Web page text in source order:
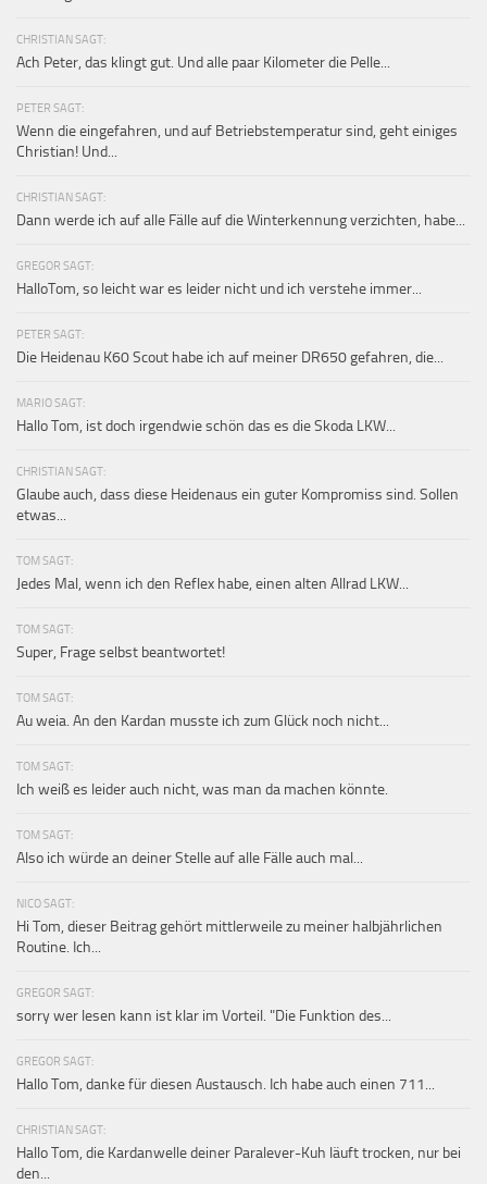
CHRISTIAN SAGT:
Ach Peter, das klingt gut. Und alle paar Kilometer die Pelle...
PETER SAGT:
Wenn die eingefahren, und auf Betriebstemperatur sind, geht einiges
Christian! Und...
CHRISTIAN SAGT:
Dann werde ich auf alle Fälle auf die Winterkennung verzichten, habe...
GREGOR SAGT:
HalloTom, so leicht war es leider nicht und ich verstehe immer...
PETER SAGT:
Die Heidenau K60 Scout habe ich auf meiner DR650 gefahren, die...
MARIO SAGT:
Hallo Tom, ist doch irgendwie schön das es die Skoda LKW...
CHRISTIAN SAGT:
Glaube auch, dass diese Heidenaus ein guter Kompromiss sind. Sollen
etwas...
TOM SAGT:
Jedes Mal, wenn ich den Reflex habe, einen alten Allrad LKW...
TOM SAGT:
Super, Frage selbst beantwortet!
TOM SAGT:
Au weia. An den Kardan musste ich zum Glück noch nicht...
TOM SAGT:
Ich weiß es leider auch nicht, was man da machen könnte.
TOM SAGT:
Also ich würde an deiner Stelle auf alle Fälle auch mal...
NICO SAGT:
Hi Tom, dieser Beitrag gehört mittlerweile zu meiner halbjährlichen
Routine. Ich...
GREGOR SAGT:
sorry wer lesen kann ist klar im Vorteil. "Die Funktion des...
GREGOR SAGT:
Hallo Tom, danke für diesen Austausch. Ich habe auch einen 711...
CHRISTIAN SAGT:
Hallo Tom, die Kardanwelle deiner Paralever-Kuh läuft trocken, nur bei
den...